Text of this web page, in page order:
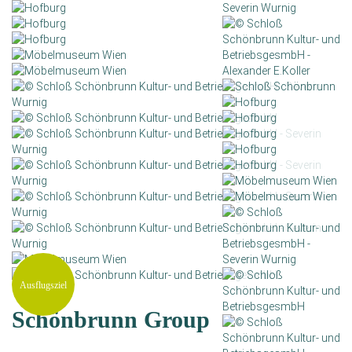
Schönbrunn Group
Ausflugsziel